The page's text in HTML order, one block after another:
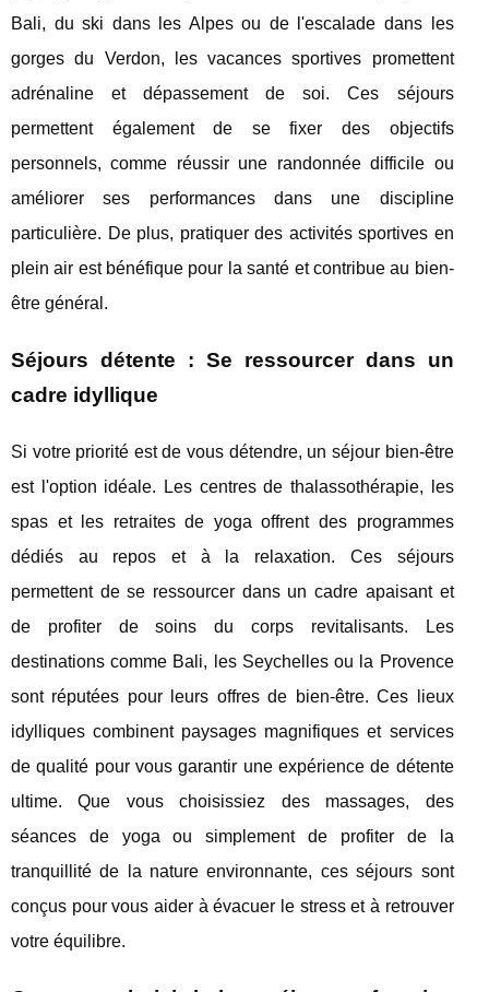
Bali, du ski dans les Alpes ou de l'escalade dans les
gorges du Verdon, les vacances sportives promettent
adrénaline et dépassement de soi. Ces séjours
permettent également de se fixer des objectifs
personnels, comme réussir une randonnée difficile ou
améliorer ses performances dans une discipline
particulière. De plus, pratiquer des activités sportives en
plein air est bénéfique pour la santé et contribue au bien-
être général.
Séjours détente : Se ressourcer dans un
cadre idyllique
Si votre priorité est de vous détendre, un séjour bien-être
est l'option idéale. Les centres de thalassothérapie, les
spas et les retraites de yoga offrent des programmes
dédiés au repos et à la relaxation. Ces séjours
permettent de se ressourcer dans un cadre apaisant et
de profiter de soins du corps revitalisants. Les
destinations comme Bali, les Seychelles ou la Provence
sont réputées pour leurs offres de bien-être. Ces lieux
idylliques combinent paysages magnifiques et services
de qualité pour vous garantir une expérience de détente
ultime. Que vous choisissiez des massages, des
séances de yoga ou simplement de profiter de la
tranquillité de la nature environnante, ces séjours sont
conçus pour vous aider à évacuer le stress et à retrouver
votre équilibre.